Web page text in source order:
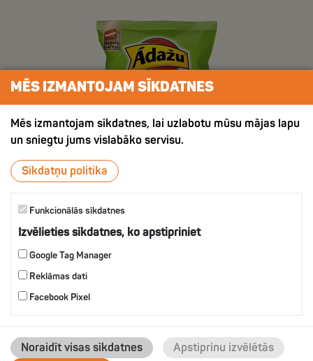
ХРУСТЯЩИЙ КАРТОФЕЛЬ СО
ВКУСОМ УКРОПА
MĒS IZMANTOJAM SĪKDATNES
Mēs izmantojam sīkdatnes, lai uzlabotu mūsu mājas lapu
un sniegtu jums vislabāko servisu.
Sīkdatņu politika
Funkcionālās sīkdatnes
Izvēlieties sīkdatnes, ko apstipriniet
Google Tag Manager
Reklāmas dati
Facebook Pixel
Noraidīt visas sīkdatnes
Apstiprinu izvēlētās